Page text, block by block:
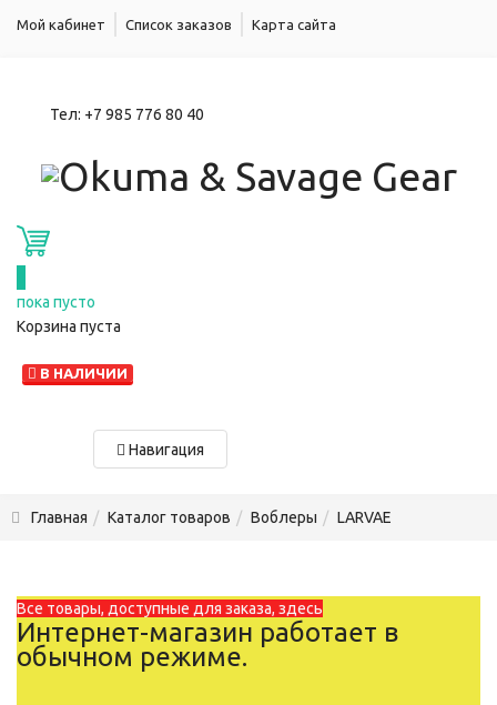
Мой кабинет Список заказов Карта сайта
Тел: +7 985 776 80 40
пока пусто
Корзина пуста
В НАЛИЧИИ
Навигация
Главная Каталог товаров Воблеры LARVAE
Все товары, доступные для заказа, здесь
Интернет-магазин работает в
обычном режиме.